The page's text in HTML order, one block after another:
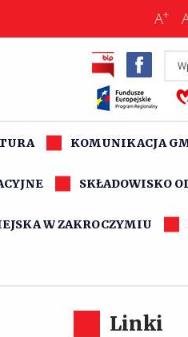
A+
KOMUNIKACJA
SKŁADOWISKO
W ZAKROCZYMIU
Linki